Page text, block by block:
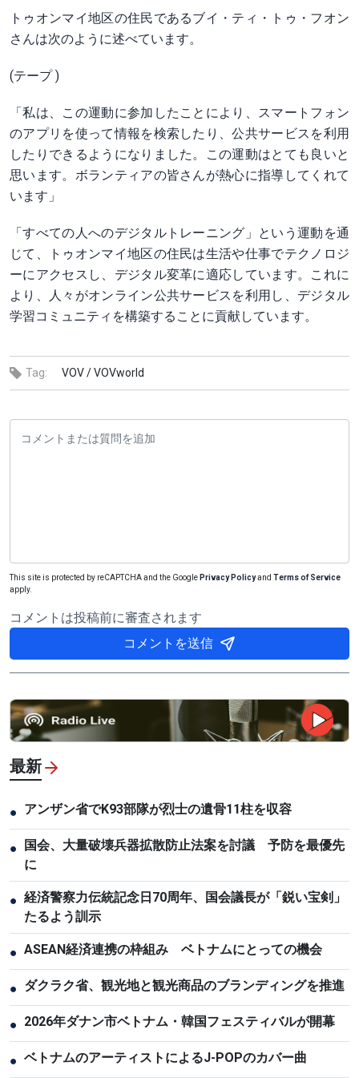
トゥオンマイ地区の住民であるブイ・ティ・トゥ・フオン
さんは次のように述べています。
(テープ )
「私は、この運動に参加したことにより、スマートフォン
のアプリを使って情報を検索したり、公共サービスを利用
したりできるようになりました。この運動はとても良いと
思います。ボランティアの皆さんが熱心に指導してくれて
います」
「すべての人へのデジタルトレーニング」という運動を通
じて、トゥオンマイ地区の住民は生活や仕事でテクノロジ
ーにアクセスし、デジタル変革に適応しています。これに
より、人々がオンライン公共サービスを利用し、デジタル
学習コミュニティを構築することに貢献しています。
Tag: VOV /VOVworld
This site is protected by reCAPTCHA and the Google Privacy Policyand Terms of Service
apply.
コメントは投稿前に審査されます
コメントを送信
最新
● アンザン省でK93部隊が烈士の遺骨11柱を収容
●
国会、大量破壊兵器拡散防止法案を討議 予防を最優先
に
● 経済警察力伝統記念日70周年、国会議長が「鋭い宝剣」
たるよう訓示
● ASEAN経済連携の枠組み ベトナムにとっての機会
● ダクラク省、観光地と観光商品のブランディングを推進
● 2026年ダナン市ベトナム・韓国フェスティバルが開幕
● ベトナムのアーティストによるJ-POPのカバー曲